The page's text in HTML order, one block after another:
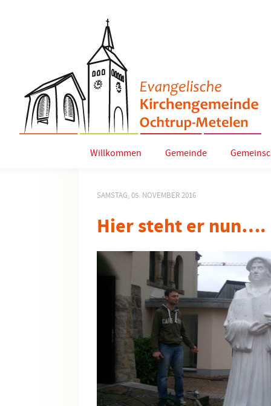
Willkommen Gemeinde
SAMSTAG, 05. NOVEMBER 2016
Hier steht er nun….